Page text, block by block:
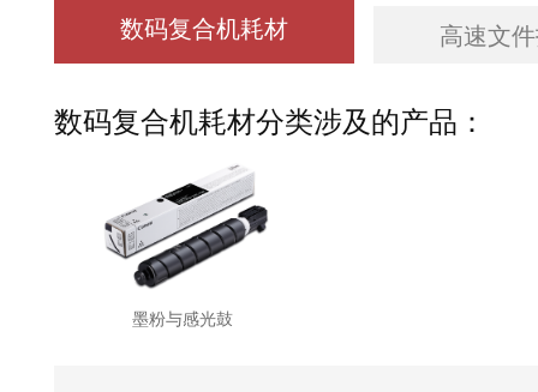
数码复合机耗材 高速文
数码复合机耗材分类涉及的产品：
墨粉与感光鼓